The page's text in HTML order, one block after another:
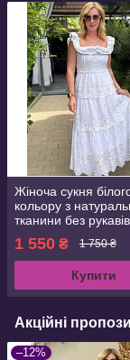
Жіноча сукня
кольору з
тканини без
1 550 ₴ 1 750 ₴
Купити
Акційні
–12%